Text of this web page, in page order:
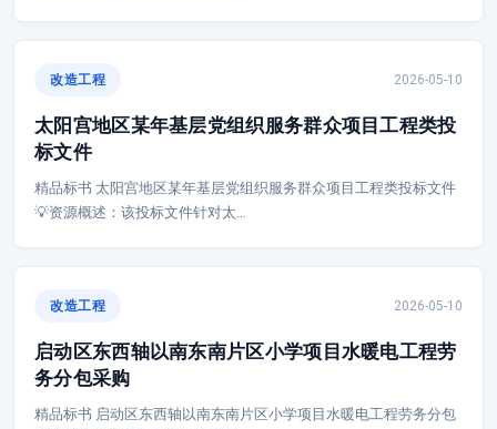
改造工程 2026-05-10
太阳宫地区某年基层党组织服务群众项目工程类投
标文件
精品标书 太阳宫地区某年基层党组织服务群众项目工程类投标文件
💡资源概述：该投标文件针对太…
改造工程 2026-05-10
启动区东西轴以南东南片区小学项目水暖电工程劳
务分包采购
精品标书 启动区东西轴以南东南片区小学项目水暖电工程劳务分包